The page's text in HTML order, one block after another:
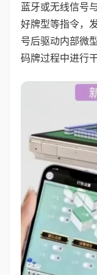
蓝牙或无线信号
好牌型等指令，
号后驱动内部微
码牌过程中进行